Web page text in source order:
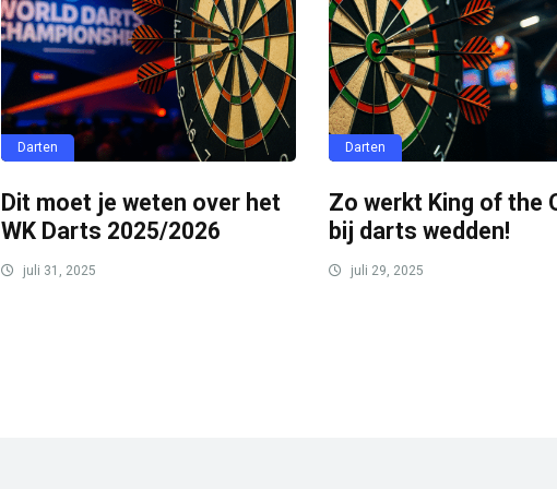
Darten
Dit moet je weten over het
WK Darts 2025/2026
juli 31, 2025
Darten
Zo werkt King of the
bij darts wedden!
juli 29, 2025